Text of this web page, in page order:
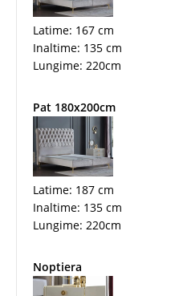
Latime: 167 cm
Inaltime: 135 cm
Lungime: 220cm
Pat 180x200cm
Latime: 187 cm
Inaltime: 135 cm
Lungime: 220cm
Noptiera